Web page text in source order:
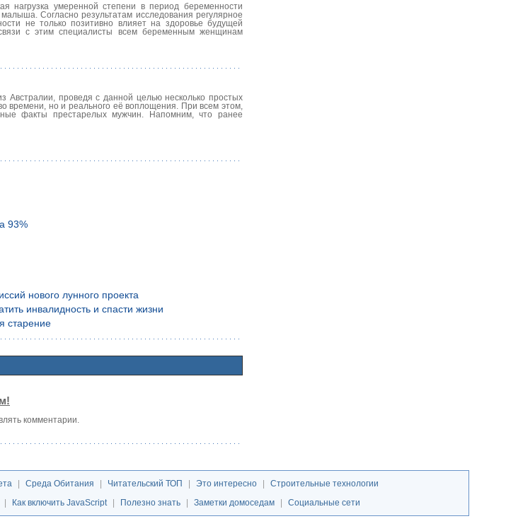
нагрузка умеренной степени в период беременности
Согласно результатам исследования регулярное
не только позитивно влияет на здоровье будущей
с этим специалисты всем беременным женщинам
Австралии, проведя с данной целью несколько простых
времени, но и реального её воплощения. При всем этом,
факты престарелых мужчин. Напомним, что ранее
93%
нового лунного проекта
инвалидность и спасти жизни
старение
комментарии.
Среда Обитания Читательский ТОП Это интересно
Строительные технологии
Как включить JavaScript Полезно знать Заметки домоседам Социальные сети